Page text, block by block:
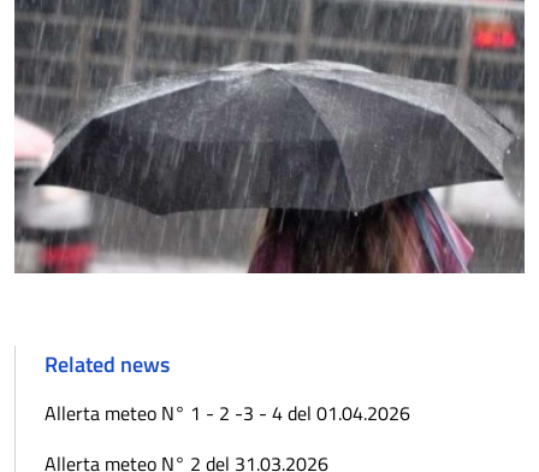
Related news
Allerta meteo N° 1 - 2 -3 - 4 del 01.04.2026
Allerta meteo N° 2 del 31.03.2026